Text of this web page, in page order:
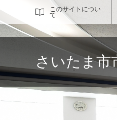
このサイトについ
て
さいたま市